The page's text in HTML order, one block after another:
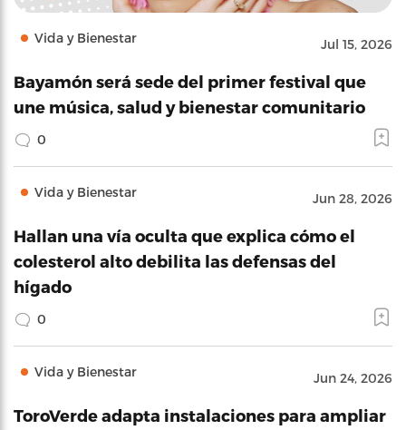
Vida y Bienestar Jul 15, 2026
Bayamón será sede del primer festival que
une música, salud y bienestar comunitario
0
Vida y Bienestar Jun 28, 2026
Hallan una vía oculta que explica cómo el
colesterol alto debilita las defensas del
hígado
0
Vida y Bienestar Jun 24, 2026
ToroVerde adapta instalaciones para ampliar